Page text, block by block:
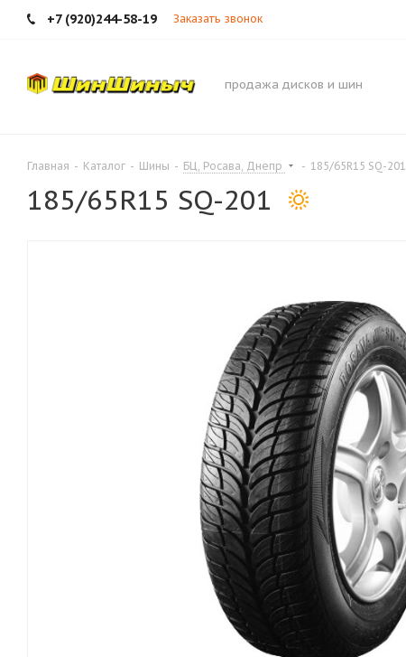
+7 (920)244-58-19 Заказать звонок
продажа дисков и шин
Главная - Каталог - Шины - БЦ, Росава, Днепр - 185/65R15 SQ-201
185/65R15 SQ-201